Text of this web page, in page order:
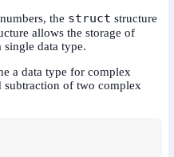
the struct structure
allows the storage of
data type.
a data type for complex
subtraction of two complex